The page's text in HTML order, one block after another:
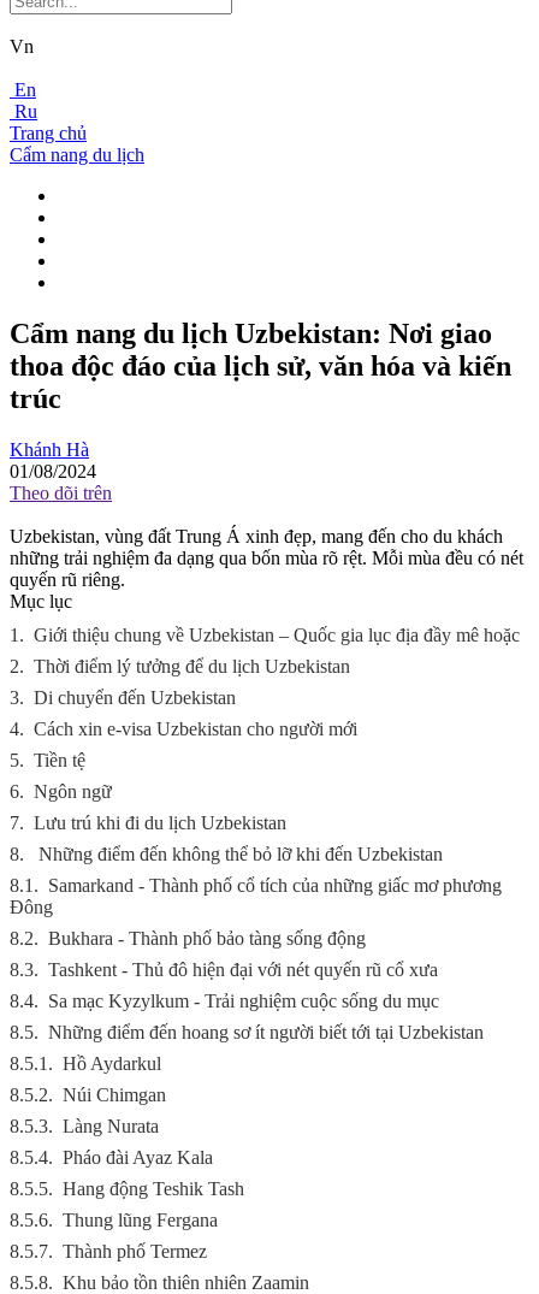
Vn
En
Ru
Trang chủ
Cẩm nang du lịch
Cẩm nang du lịch Uzbekistan: Nơi giao
thoa độc đáo của lịch sử, văn hóa và kiến
trúc
Khánh Hà
01/08/2024
Theo dõi trên
Uzbekistan, vùng đất Trung Á xinh đẹp, mang đến cho du khách
những trải nghiệm đa dạng qua bốn mùa rõ rệt. Mỗi mùa đều có nét
quyến rũ riêng.
Mục lục
1. Giới thiệu chung về Uzbekistan – Quốc gia lục địa đầy mê hoặc
2. Thời điểm lý tưởng để du lịch Uzbekistan
3. Di chuyển đến Uzbekistan
4. Cách xin e-visa Uzbekistan cho người mới
5. Tiền tệ
6. Ngôn ngữ
7. Lưu trú khi đi du lịch Uzbekistan
8.
Những điểm đến không thể bỏ lỡ khi đến Uzbekistan
8.1. Samarkand - Thành phố cổ tích của những giấc mơ phương
Đông
8.2. Bukhara - Thành phố bảo tàng sống động
8.3. Tashkent - Thủ đô hiện đại với nét quyến rũ cổ xưa
8.4. Sa mạc Kyzylkum - Trải nghiệm cuộc sống du mục
8.5. Những điểm đến hoang sơ ít người biết tới tại Uzbekistan
8.5.1. Hồ Aydarkul
8.5.2. Núi Chimgan
8.5.3. Làng Nurata
8.5.4. Pháo đài Ayaz Kala
8.5.5. Hang động Teshik Tash
8.5.6. Thung lũng Fergana
8.5.7. Thành phố Termez
8.5.8. Khu bảo tồn thiên nhiên Zaamin